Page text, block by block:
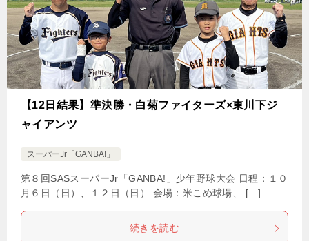
【12日結果】準決勝・白菊ファイターズ×東川下ジ
ャイアンツ
スーパーJr「GANBA!」
第８回SASスーパーJr「GANBA!」少年野球大会 日程：１０
月６日（日）、１２日（日） 会場：米こめ球場、 […]
続きを読む